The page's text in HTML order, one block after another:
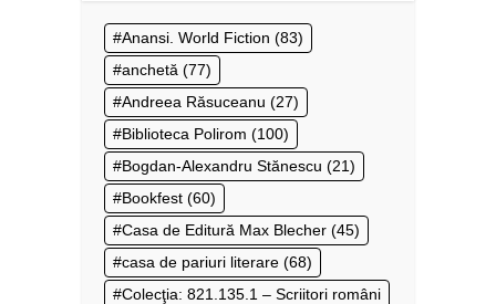
Anansi. World Fiction (83)
anchetă (77)
Andreea Răsuceanu (27)
Biblioteca Polirom (100)
Bogdan-Alexandru Stănescu (21)
Bookfest (60)
Casa de Editură Max Blecher (45)
casa de pariuri literare (68)
Colecţia: 821.135.1 – Scriitori români